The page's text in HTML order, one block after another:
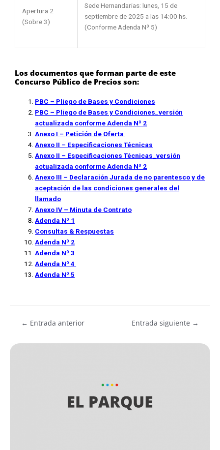
Apertura 2
(Sobre 3)
Sede Hernandarias: lunes, 15 de
septiembre de 2025 a las 14:00 hs.
(Conforme Adenda Nº 5)
Los documentos que forman parte de este
Concurso Público de Precios son:
PBC – Pliego de Bases y Condiciones
PBC – Pliego de Bases y Condiciones_versión
actualizada conforme Adenda Nº 2
Anexo I – Petición de Oferta
Anexo II – Especificaciones Técnicas
Anexo II – Especificaciones Técnicas _versión
actualizada conforme Adenda Nº 2
Anexo III – Declaración Jurada de no parentesco y de
aceptación de las condiciones generales del
llamado
Anexo IV – Minuta de Contrato
Adenda Nº 1
Consultas & Respuestas
Adenda Nº 2
Adenda Nº 3
Adenda Nº 4
Adenda Nº 5
← Entrada anterior Entrada siguiente →